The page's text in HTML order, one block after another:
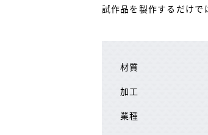
試作品を製作するだけで
材質
加工
業種